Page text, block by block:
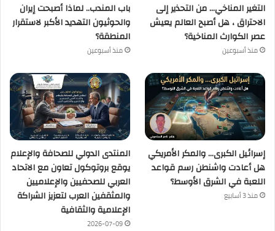
التغير المناخي… من التحذير إلى
الاحتراق ، هل أصبح العالم يعيش
عصر الكوارث المناخية؟
منذ أسبوعين
باب المندب.. لماذا أصبحت إيران
والحوثيون التهديد الأكبر لاستقرار
المنطقة؟
منذ أسبوعين
إسرائيل الكبرى… والمكر الأمريكي
هل أعادت واشنطن رسم قواعد
اللعبة في الشرق الأوسط؟
منذ 3 أسابيع
المنتدى الدولي للصحافة والإعلام
يوقع بروتوكول تعاون مع الاتحاد
العربي للصحفيين والإعلاميين
والمثقفين العرب لتعزيز الشراكة
الإعلامية والثقافية
2026-07-09